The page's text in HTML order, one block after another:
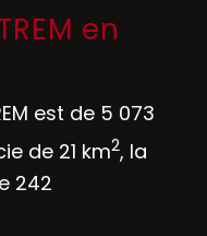
en
est de 5 073
de 21 km2, la
242